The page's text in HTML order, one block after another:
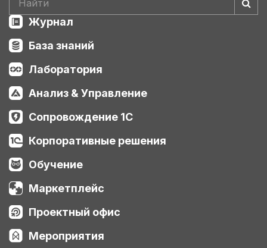
Журнал
База знаний
Лаборатория
Анализ & Управление
Сопровождение 1С
Корпоративные решения
Обучение
Маркетплейс
Проектный офис
Мероприятия